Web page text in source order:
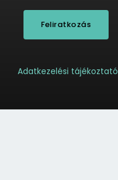
Adatkezelési tájékoztató